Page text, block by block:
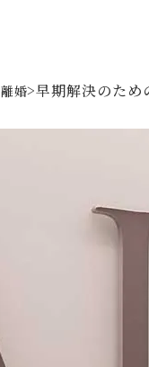
離婚>早期解決のため